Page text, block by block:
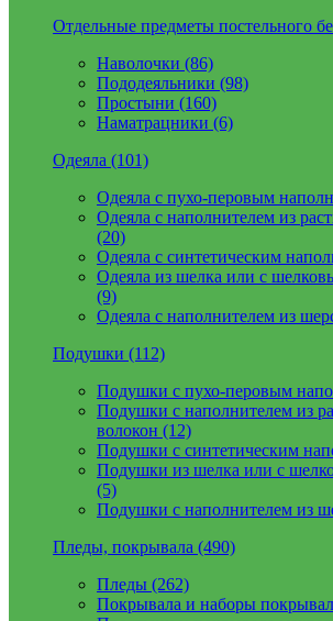
Отдельные предметы постельного
Наволочки (86)
Пододеяльники (98)
Простыни (160)
Наматрацники (6)
Одеяла (101)
Одеяла с пухо-перовым
Одеяла с наполнителем из
(20)
Одеяла с синтетическим
Одеяла из шелка или с
(9)
Одеяла с наполнителем из
Подушки (112)
Подушки с пухо-перовым
Подушки с наполнителем из
волокон (12)
Подушки с синтетическим
Подушки из шелка или с
(5)
Подушки с наполнителем из
Пледы, покрывала (490)
Пледы (262)
Покрывала и наборы